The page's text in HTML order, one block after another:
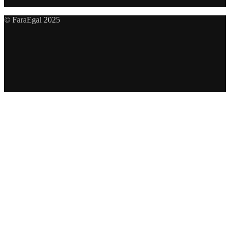
© FaraEgal 2025